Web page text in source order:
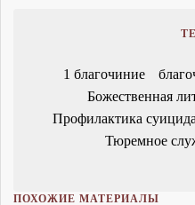
1 благочиние
Божественная
Профилактика суицида
Тюремное
ПОХОЖИЕ МАТЕРИАЛЫ